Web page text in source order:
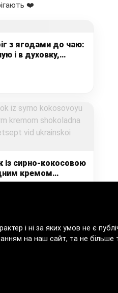
❤️
з ягодами до чаю:
і в духовку,
сирно-кокосовою
кремом
– покроковий
і ні за яких умов не є
на наш сайт, та не більше